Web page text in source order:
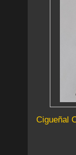
Cigueñal